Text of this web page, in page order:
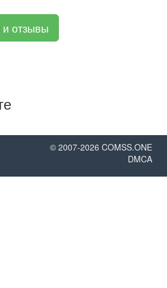
отзывы
© 2007-2026 COMSS.ONE
DMCA